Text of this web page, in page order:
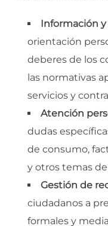
Información
orientación
deberes de los
las normativas
servicios y
Atención
dudas
de consumo,
y otros temas
Gestión de
ciudadanos a
formales y